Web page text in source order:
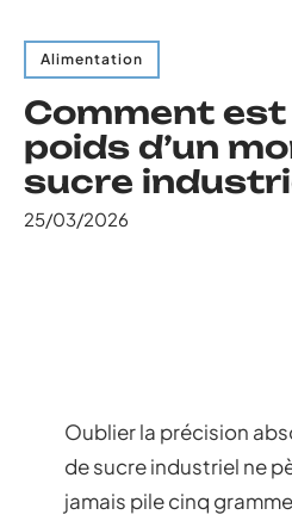
Alimentation
Comment est
poids d’un
sucre
25/03/2026
Oublier la précision
de sucre industriel ne
jamais pile cinq